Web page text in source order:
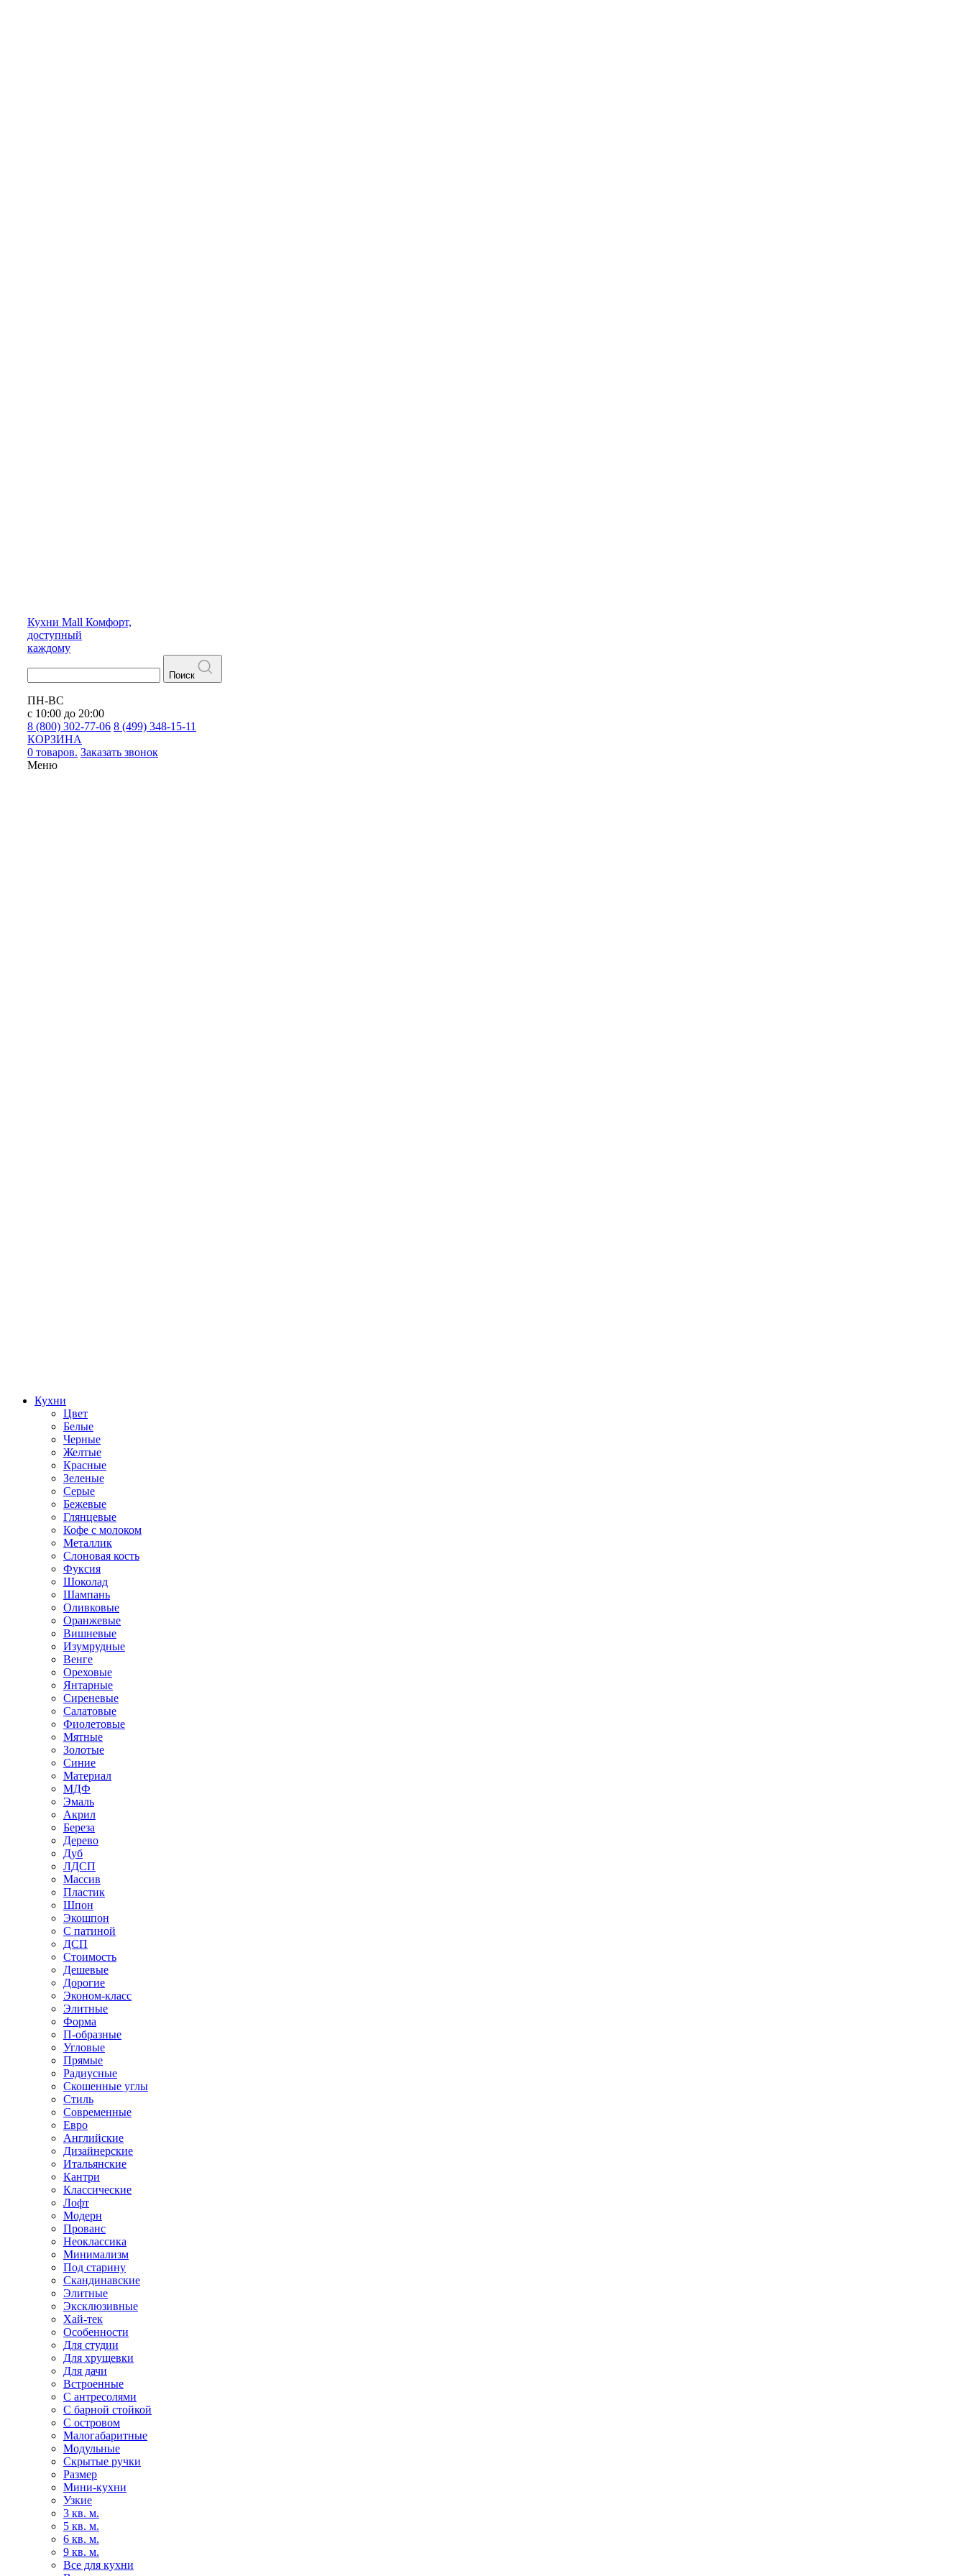
Кухни Mall Комфорт,
доступный
каждому
Поиск
ПН-ВС
с 10:00 до 20:00
8 (800) 302-77-06 8 (499) 348-15-11
КОРЗИНА
0 товаров. Заказать звонок
Меню
Кухни
Цвет
Белые
Черные
Желтые
Красные
Зеленые
Серые
Бежевые
Глянцевые
Кофе с молоком
Металлик
Слоновая кость
Фуксия
Шоколад
Шампань
Оливковые
Оранжевые
Вишневые
Изумрудные
Венге
Ореховые
Янтарные
Сиреневые
Салатовые
Фиолетовые
Мятные
Золотые
Синие
Материал
МДФ
Эмаль
Акрил
Береза
Дерево
Дуб
ЛДСП
Массив
Пластик
Шпон
Экошпон
С патиной
ДСП
Стоимость
Дешевые
Дорогие
Эконом-класс
Элитные
Форма
П-образные
Угловые
Прямые
Радиусные
Скошенные углы
Стиль
Современные
Евро
Английские
Дизайнерские
Итальянские
Кантри
Классические
Лофт
Модерн
Прованс
Неоклассика
Минимализм
Под старину
Скандинавские
Элитные
Эксклюзивные
Хай-тек
Особенности
Для студии
Для хрущевки
Для дачи
Встроенные
С антресолями
С барной стойкой
С островом
Малогабаритные
Модульные
Скрытые ручки
Размер
Мини-кухни
Узкие
3 кв. м.
5 кв. м.
6 кв. м.
9 кв. м.
Все для кухни